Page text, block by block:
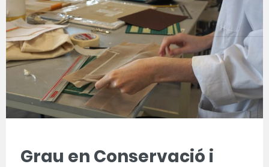
Grau en Conservació i